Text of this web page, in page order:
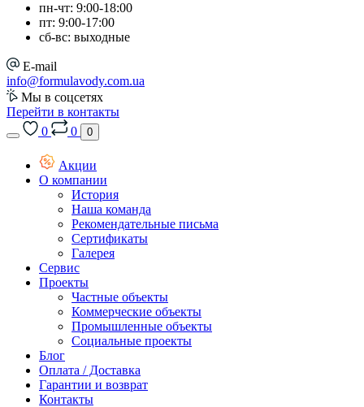
пн-чт: 9:00-18:00
пт: 9:00-17:00
сб-вс: выходные
E-mail
info@formulavody.com.ua
Мы в соцсетях
Перейти в контакты
0
0 0
Акции
О компании
История
Наша команда
Рекомендательные письма
Сертификаты
Галерея
Сервис
Проекты
Частные объекты
Коммерческие объекты
Промышленные объекты
Социальные проекты
Блог
Оплата / Доставка
Гарантии и возврат
Контакты